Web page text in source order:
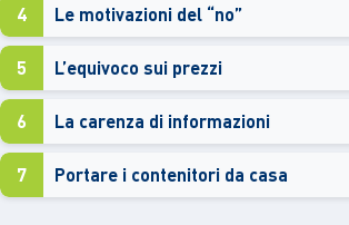
4 Le motivazioni del “no”
5 L’equivoco sui prezzi
6 La carenza di informazioni
7 Portare i contenitori da casa